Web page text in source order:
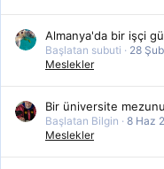
Almanya'da bir işçi
Başlatan subuti 28
Meslekler
Bir üniversite
Başlatan Bilgin 8 Haz
Meslekler